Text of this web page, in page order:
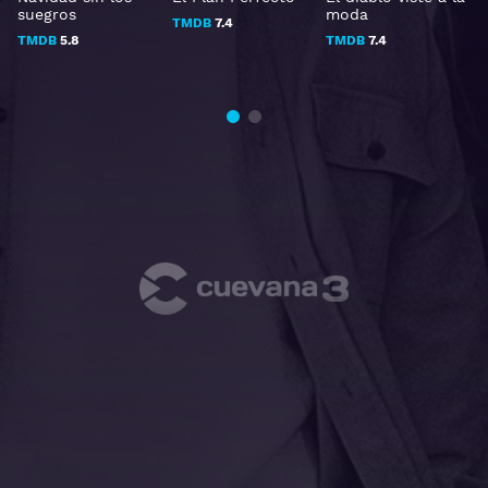
suegros
TMDB 5.8
TMDB7.4
moda
TMDB7.4